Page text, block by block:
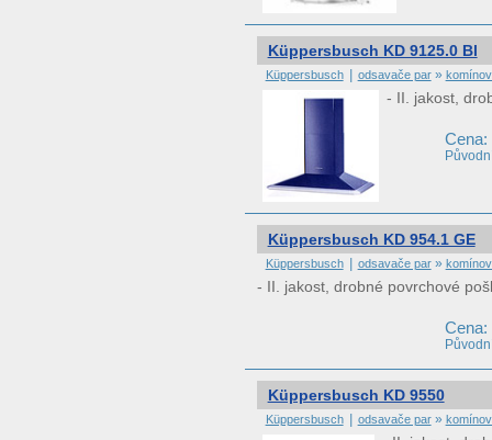
Küppersbusch KD 9125.0 Bl
Küppersbusch odsavače par»
- II. jakost,
Cena:
Küppersbusch KD 954.1 GE
Küppersbusch odsavače par»
- II. jakost, drobné povrchové
Cena:
Küppersbusch KD 9550
Küppersbusch odsavače par»